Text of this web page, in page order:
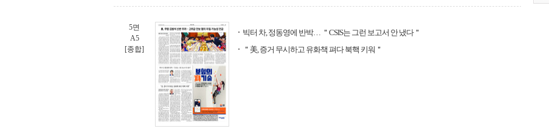
5면
A5
[종합]
빅터 차, 정동영에 반박… ＂CSIS는 그런 보고서 안 냈다＂
＂美, 증거 무시하고 유화책 펴다 북핵 키워＂